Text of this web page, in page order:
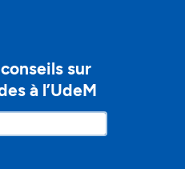
sur
à l’UdeM